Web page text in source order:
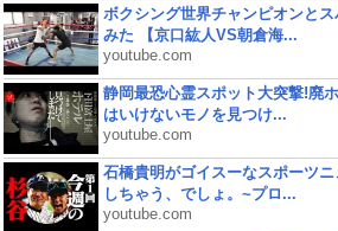
ボクシング世界チャンピオンと
みた 【京口紘人VS朝倉海...
youtube.com
静岡最恐心霊スポット大突撃!廃
はいけないモノを見つけ...
youtube.com
石橋貴明がゴイスーなスポーツ
しちゃう、でしょ。~プロ...
youtube.com